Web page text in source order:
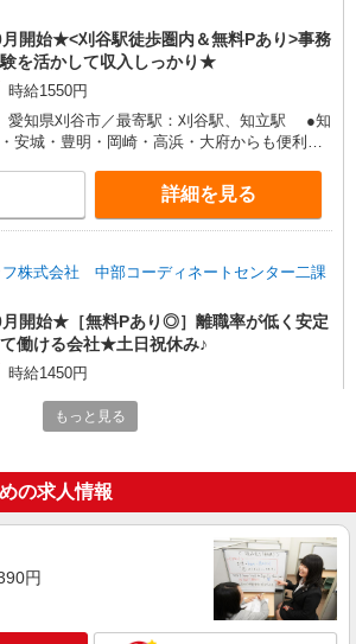
月開始★<刈谷駅徒歩圏内＆無料Pあり>事務
を活かして収入しっかり★
時給1550円
愛知県刈谷市／最寄駅：刈谷駅、知立駅 ●知
安城・豊明・岡崎・高浜・大府からも便利で
詳細を見る
株式会社 中部コーディネートセンター二課
月開始★［無料Pあり◎］離職率が低く安定
て働ける会社★土日祝休み♪
時給1450円
愛知県刈谷市／最寄駅：野田新町駅、刈谷駅
東刈谷駅より徒歩 約13分/安城・岡崎・高浜・
詳細を見る
株式会社 中部コーディネートセンター二課
の下の力持ち◎部署内のアシスタント事務♪
れたら自分のペースでできる
もっと見る
の求人情報
円